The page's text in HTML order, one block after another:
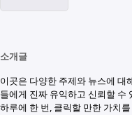
소개글
이곳은 다양한 주제와 뉴스에 대
들에게 진짜 유익하고 신뢰할 수
하루에 한 번, 클릭할 만한 가치